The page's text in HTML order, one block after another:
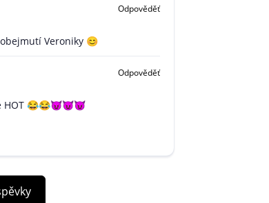
Odpověděť
Veroniky 😊
Odpověděť
HOT 😂😂😈😈😈